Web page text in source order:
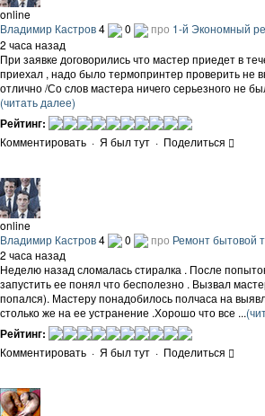
online
Владимир Кастров4 0 про 1-й Экономный
2 часа назад
При заявке договорились что мастер приедет в
приехал , надо было термопринтер проверить не
отлично /Со слов мастера ничего серьезного не
(читать далее)
Рейтинг:
Комментировать · Я был тут · Поделиться
online
Владимир Кастров4 0 про Ремонт бытовой
2 часа назад
Неделю назад сломалась стиралка . После
запустить ее понял что бесполезно . Вызвал
попался). Мастеру понадобилось полчаса на
столько же на ее устранение .Хорошо что все ...
Рейтинг:
Комментировать · Я был тут · Поделиться